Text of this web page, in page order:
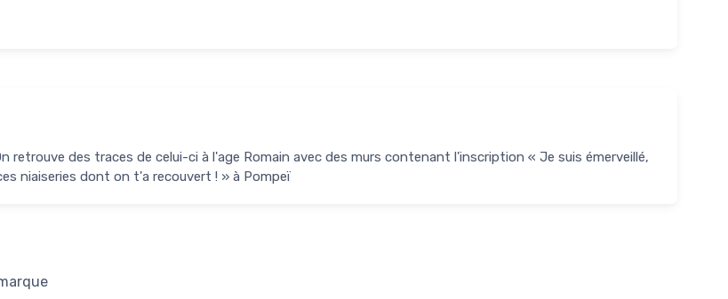
retrouve des traces de celui-ci à l'age Romain avec des murs contenant l'inscription « Je suis émerveillé,
niaiseries dont on t'a recouvert ! » à Pompeï